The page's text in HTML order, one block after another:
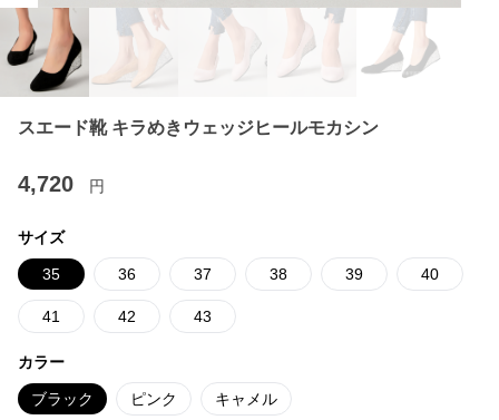
スエード靴 キラめきウェッジヒールモカシン
4,720 円
サイズ
35 36 37 38 39 40
41 42 43
カラー
ブラック ピンク キャメル